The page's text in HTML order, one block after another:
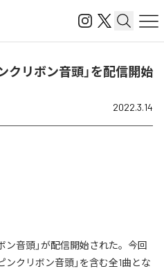
クリボン音頭」を配信開始
2022.3.14
ン音頭」が配信開始された。今回
ンクリボン音頭」を含む全1曲とな